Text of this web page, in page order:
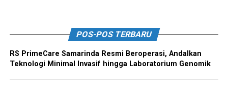
POS-POS TERBARU
RS PrimeCare Samarinda Resmi Beroperasi, Andalkan
Teknologi Minimal Invasif hingga Laboratorium Genomik